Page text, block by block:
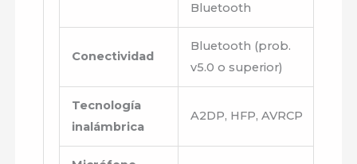
Bluetooth
Conectividad
Bluetooth (prob.
v5.0 o superior)
Tecnología
inalámbrica
A2DP, HFP, AVRCP